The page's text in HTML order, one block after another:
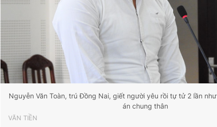
Nguyễn Văn Toàn, trú Đồng Nai, giết người yêu rồi tự tử 2 lần
án chung thân
VĂN TIỀN